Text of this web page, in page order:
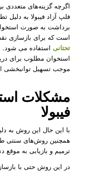
اگرچه گزینه‌های متعددی
فلپ آزاد فیبولا به دلیل
برداشت به صورت
است که برای بازسازی
تحتانیاستفاده می شود.
استخوان مطلوب برای
موجب تسهیل توانبخشی
مشکلات
فیبولا
با این حال این روش به
همچنین روش‌های سنتی
ترمیم و بازیابی به موقع
در این روش حتی با